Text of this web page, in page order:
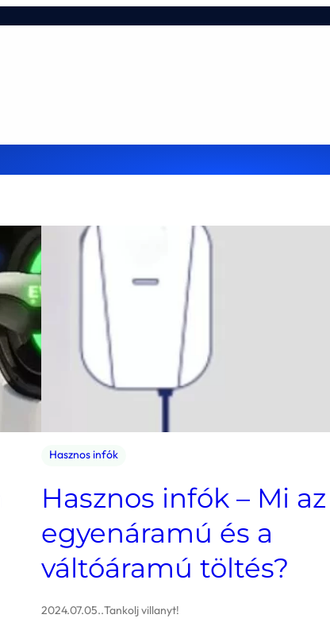
Hasznos infók
Hasznos infók – Mi az
egyenáramú és a
váltóáramú töltés?
2024.07.05..Tankolj villanyt!